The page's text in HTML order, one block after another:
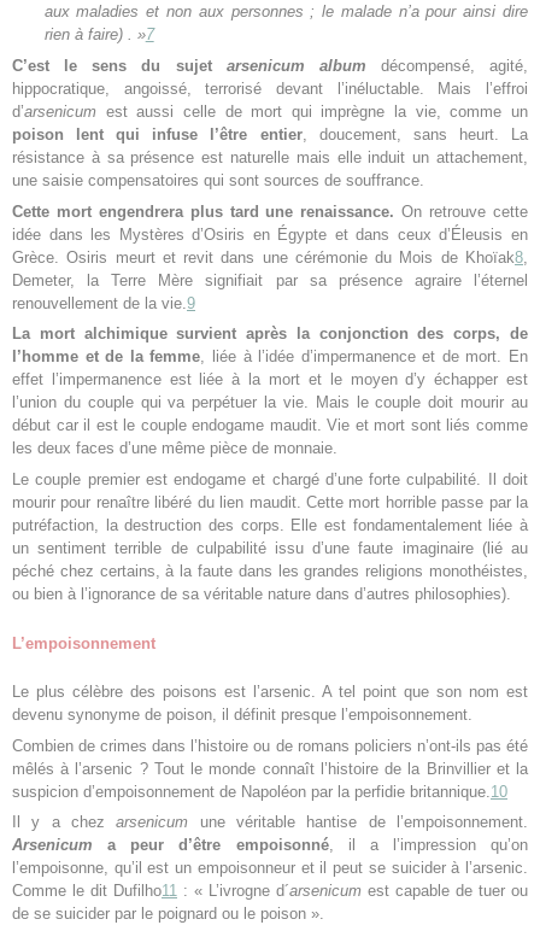
aux maladies et non aux personnes ; le malade n’a pour ainsi dire
rien à faire) . »7
C’est le sens du sujet arsenicum album décompensé, agité,
hippocratique, angoissé, terrorisé devant l’inéluctable. Mais l’effroi
d’arsenicum est aussi celle de mort qui imprègne la vie, comme un
poison lent qui infuse l’être entier, doucement, sans heurt. La
résistance à sa présence est naturelle mais elle induit un attachement,
une saisie compensatoires qui sont sources de souffrance.
Cette mort engendrera plus tard une renaissance. On retrouve cette
idée dans les Mystères d’Osiris en Égypte et dans ceux d’Éleusis en
Grèce. Osiris meurt et revit dans une cérémonie du Mois de Khoïak8
Demeter, la Terre Mère signifiait par sa présence agraire l’éternel
renouvellement de la vie. 9
La mort alchimique survient après la conjonction des corps, de
l’homme et de la femme, liée à l’idée d’impermanence et de mort. En
effet l’impermanence est liée à la mort et le moyen d’y échapper est
l’union du couple qui va perpétuer la vie. Mais le couple doit mourir au
début car il est le couple endogame maudit. Vie et mort sont liés comme
les deux faces d’une même pièce de monnaie.
Le couple premier est endogame et chargé d’une forte culpabilité. Il doit
mourir pour renaître libéré du lien maudit. Cette mort horrible passe par la
putréfaction, la destruction des corps. Elle est fondamentalement liée à
un sentiment terrible de culpabilité issu d’une faute imaginaire (lié au
péché chez certains, à la faute dans les grandes religions monothéistes,
ou bien à l’ignorance de sa véritable nature dans d’autres philosophies).
L’empoisonnement
Le plus célèbre des poisons est l’arsenic. A tel point que son nom est
devenu synonyme de poison, il définit presque l’empoisonnement.
Combien de crimes dans l’histoire ou de romans policiers n’ont-ils pas été
mêlés à l’arsenic ? Tout le monde connaît l’histoire de la Brinvillier et la
suspicion d’empoisonnement de Napoléon par la perfidie britannique. 10
Il y a chez arsenicum une véritable hantise de l’empoisonnement.
Arsenicuma peur d’être empoisonné, il a l’impression qu’on
l’empoisonne, qu’il est un empoisonneur et il peut se suicider à l’arsenic.
Comme le dit Dufilho11 : « L’ivrogne d´arsenicum est capable de tuer ou
de se suicider par le poignard ou le poison ».